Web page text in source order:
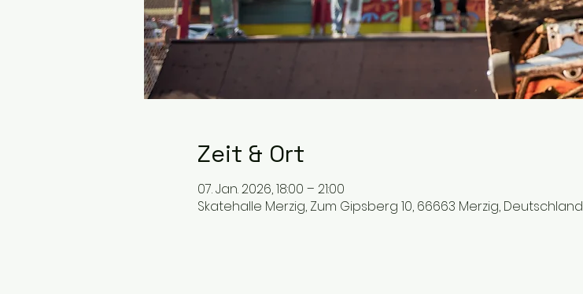
Zeit & Ort
07. Jan. 2026, 18:00 – 21:00
Skatehalle Merzig, Zum Gipsberg 10, 66663 Merzig, Deutschland